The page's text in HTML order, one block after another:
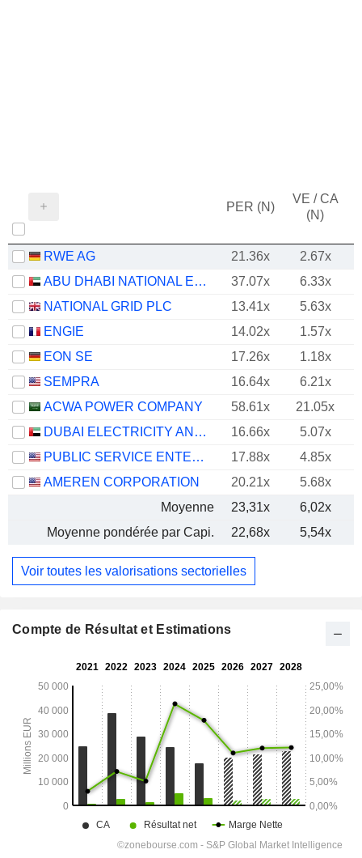
PER (N)
VE / CA
(N)
RWE AG 21.36x
2.67x
ABU DHABI NATIONAL ENERGY COMPANY
37.07x 6.33x
NATIONAL GRID PLC
13.41x 5.63x
ENGIE
14.02x
1.57x
EON SE
17.26x
1.18x
SEMPRA
16.64x 6.21x
ACWA POWER COMPANY
58.61x 21.05x
DUBAI ELECTRICITY AND WATER AUTHORITY
16.66x
5.07x
PUBLIC SERVICE ENTERPRISE GROUP, INC.
17.88x
4.85x
AMEREN CORPORATION
20.21x 5.68x
Moyenne
23,31x 6,02x
Moyenne pondérée par Capi.
22,68x 5,54x
Voir toutes les valorisations sectorielles
Compte de Résultat et Estimations